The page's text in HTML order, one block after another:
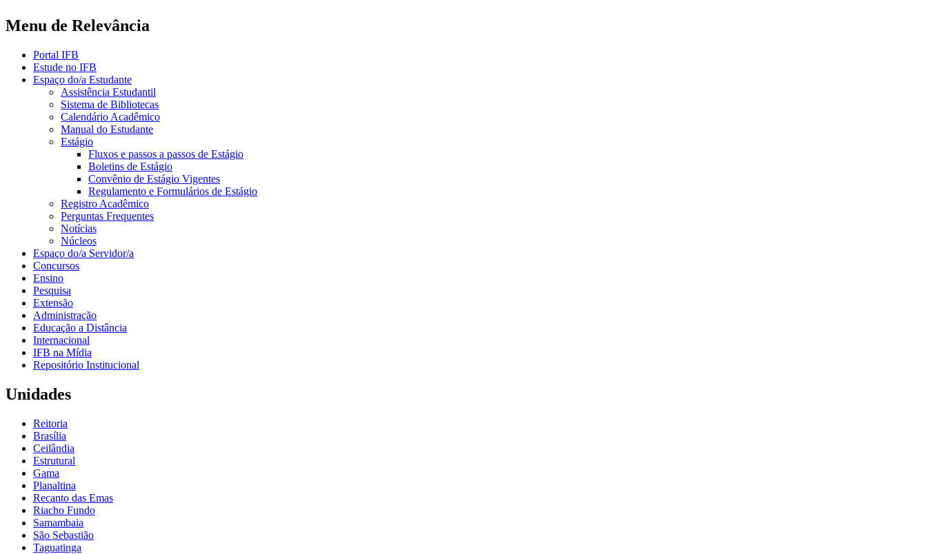
Menu de Relevância
Portal IFB
Estude no IFB
Espaço do/a Estudante
Assistência Estudantil
Sistema de Bibliotecas
Calendário Acadêmico
Manual do Estudante
Estágio
Fluxos e passos a passos de Estágio
Boletins de Estágio
Convênio de Estágio Vigentes
Regulamento e Formulários de Estágio
Registro Acadêmico
Perguntas Frequentes
Notícias
Núcleos
Espaço do/a Servidor/a
Concursos
Ensino
Pesquisa
Extensão
Administração
Educação a Distância
Internacional
IFB na Mídia
Repositório Institucional
Unidades
Reitoria
Brasília
Ceilândia
Estrutural
Gama
Planaltina
Recanto das Emas
Riacho Fundo
Samambaia
São Sebastião
Taguatinga